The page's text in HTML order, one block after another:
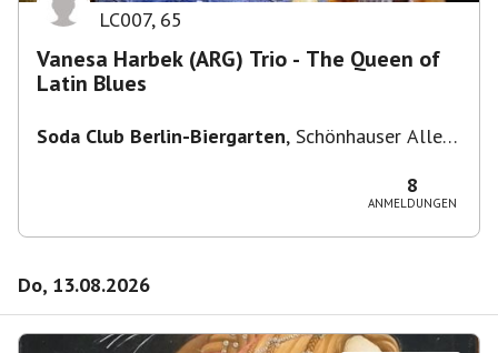
LC007, 65
Vanesa Harbek (ARG) Trio - The Queen of
Latin Blues
Soda Club Berlin-Biergarten, Schönhauser Allee
8
ANMELDUNGEN
Do, 13.08.2026